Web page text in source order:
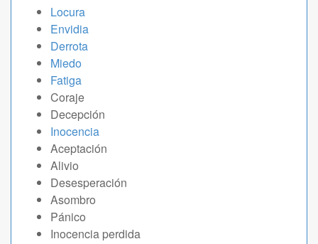
Locura
Envidia
Derrota
Miedo
Fatiga
Coraje
Decepción
Inocencia
Aceptación
Alivio
Desesperación
Asombro
Pánico
Inocencia perdida